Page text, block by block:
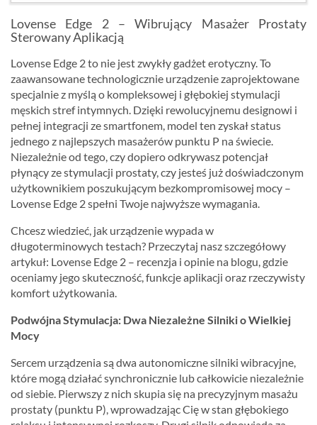
Lovense Edge 2 – Wibrujący Masażer Prostaty
Sterowany Aplikacją
Lovense Edge 2 to nie jest zwykły gadżet erotyczny. To
zaawansowane technologicznie urządzenie zaprojektowane
specjalnie z myślą o kompleksowej i głębokiej stymulacji
męskich stref intymnych. Dzięki rewolucyjnemu designowi i
pełnej integracji ze smartfonem, model ten zyskał status
jednego z najlepszych masażerów punktu P na świecie.
Niezależnie od tego, czy dopiero odkrywasz potencjał
płynący ze stymulacji prostaty, czy jesteś już doświadczonym
użytkownikiem poszukującym bezkompromisowej mocy –
Lovense Edge 2 spełni Twoje najwyższe wymagania.
Chcesz wiedzieć, jak urządzenie wypada w
długoterminowych testach? Przeczytaj nasz szczegółowy
artykuł: Lovense Edge 2 – recenzja i opinie na blogu, gdzie
oceniamy jego skuteczność, funkcje aplikacji oraz rzeczywisty
komfort użytkowania.
Podwójna Stymulacja: Dwa Niezależne Silniki o Wielkiej
Mocy
Sercem urządzenia są dwa autonomiczne silniki wibracyjne,
które mogą działać synchronicznie lub całkowicie niezależnie
od siebie. Pierwszy z nich skupia się na precyzyjnym masażu
prostaty (punktu P), wprowadzając Cię w stan głębokiego